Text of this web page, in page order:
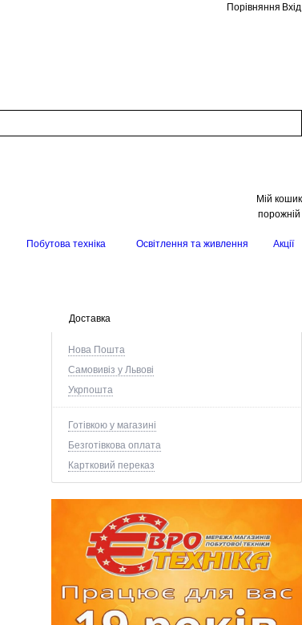
Порівняння Вхід
Мій кошик
порожній
Побутова техніка Освітлення та живлення Акції
Доставка
Нова Пошта
Самовивіз у Львові
Укрпошта
Готівкою у магазині
Безготівкова оплата
Картковий переказ